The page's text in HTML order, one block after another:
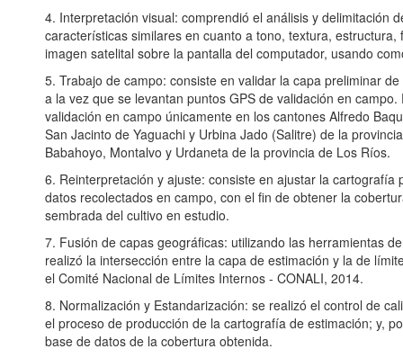
4. Interpretación visual: comprendió el análisis y delimitación
características similares en cuanto a tono, textura,
imagen satelital sobre la pantalla del computador, usando
5. Trabajo de campo: consiste en validar la capa preliminar
a la vez que se levantan puntos GPS de validación en
validación en campo únicamente en los cantones Alfredo
San Jacinto de Yaguachi y Urbina Jado (Salitre) de la
Babahoyo, Montalvo y Urdaneta de la provincia de Los Ríos.
6. Reinterpretación y ajuste: consiste en ajustar la cartografía
datos recolectados en campo, con el fin de obtener la
sembrada del cultivo en estudio.
7. Fusión de capas geográficas: utilizando las herramientas
realizó la intersección entre la capa de estimación y la de
el Comité Nacional de Límites Internos - CONALI, 2014.
8. Normalización y Estandarización: se realizó el control de
el proceso de producción de la cartografía de estimación; y,
base de datos de la cobertura obtenida.